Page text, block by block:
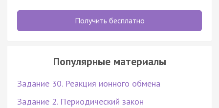
Получить бесплатно
Популярные материалы
Задание 30. Реакция ионного обмена
Задание 2. Периодический закон